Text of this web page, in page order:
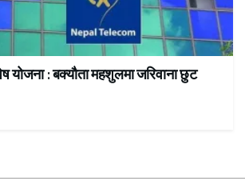
योजना : बक्यौता महशुलमा जरिवाना छुट